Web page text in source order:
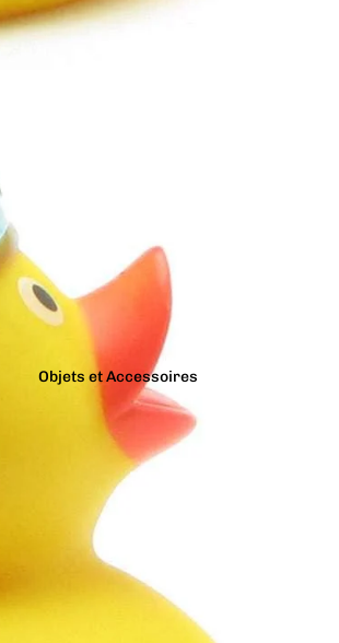
Objets et Accessoires